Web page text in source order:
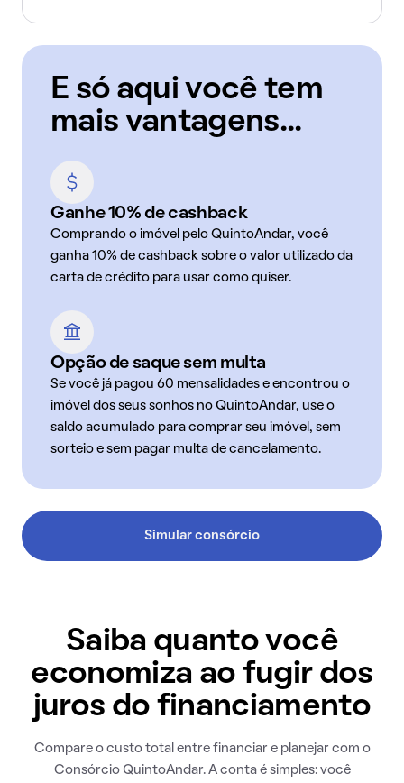
E só aqui você tem
mais vantagens...
Ganhe 10% de cashback
Comprando o imóvel pelo QuintoAndar, você
ganha 10% de cashback sobre o valor utilizado da
carta de crédito para usar como quiser.
Opção de saque sem multa
Se você já pagou 60 mensalidades e encontrou o
imóvel dos seus sonhos no QuintoAndar, use o
saldo acumulado para comprar seu imóvel, sem
sorteio e sem pagar multa de cancelamento.
Simular consórcio
Saiba quanto você
economiza ao fugir dos
juros do financiamento
Compare o custo total entre financiar e planejar com o
Consórcio QuintoAndar. A conta é simples: você